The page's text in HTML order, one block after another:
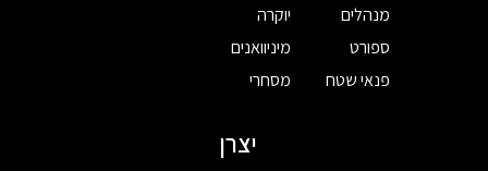
מנהלים
ספורט
פנאי שטח
יוקרה
מיניוואנים
מסחרי
יצרן